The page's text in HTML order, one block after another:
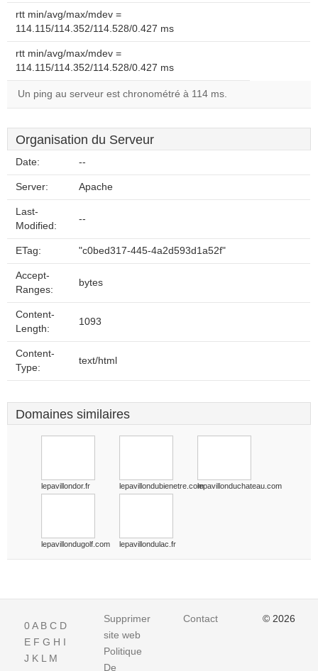
rtt min/avg/max/mdev =
114.115/114.352/114.528/0.427 ms
rtt min/avg/max/mdev =
114.115/114.352/114.528/0.427 ms
Un ping au serveur est chronométré à 114 ms.
Organisation du Serveur
Date: --
Server: Apache
Last-
Modified:
--
ETag: "c0bed317-445-4a2d593d1a52f"
Accept-
Ranges:
bytes
Content-
Length:
1093
Content-
Type:
text/html
Domaines similaires
lepavillondor.fr lepavillondubienetre.comlepavillonduchateau.com
lepavillondugolf.com lepavillondulac.fr
0A B C D
E F G H I
J K L M
Supprimer
site web
Politique
De
Contact © 2026